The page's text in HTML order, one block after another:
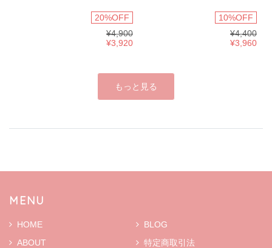
20%OFF
¥4,900
¥3,920
10%OFF
¥4,400
¥3,960
もっと見る
MENU
HOME
BLOG
ABOUT
特定商取引法